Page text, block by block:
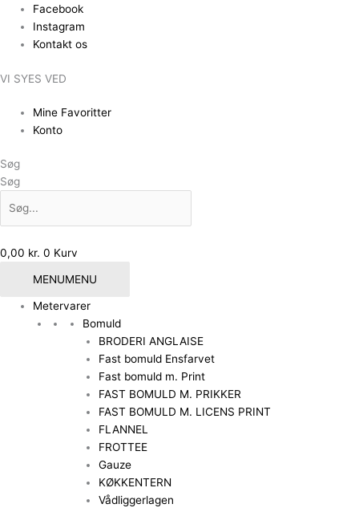
indholdet
Facebook
Instagram
Kontakt os
VI SYES VED
Mine Favoritter
Konto
Søg
Søg
0,00 kr. 0 Kurv
MENUMENU
Metervarer
Bomuld
BRODERI ANGLAISE
Fast bomuld Ensfarvet
Fast bomuld m. Print
FAST BOMULD M. PRIKKER
FAST BOMULD M. LICENS PRINT
FLANNEL
FROTTEE
Gauze
KØKKENTERN
Vådliggerlagen